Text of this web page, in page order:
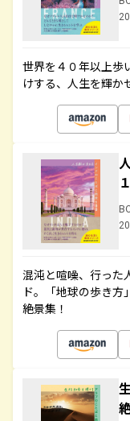
世界を４０年以上歩
けする、人生を輝か
混沌と喧噪、行った
ド。「地球の歩き
絶景集！